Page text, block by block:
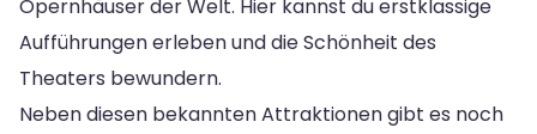
Opernhäuser der Welt. Hier kannst du erstklassige
Aufführungen erleben und die Schönheit des
Theaters bewundern.
Neben diesen bekannten Attraktionen gibt es noch